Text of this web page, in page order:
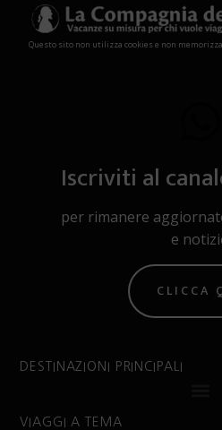
Questo sito non utilizza cookies e non
Iscriviti al
per rimanere
e
CLICCA
DESTINAZIONI PRINCIPALI
VIAGGI A TEMA